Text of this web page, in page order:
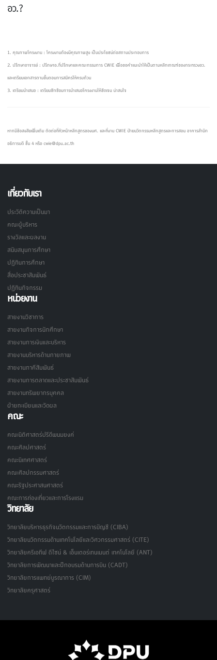
อว.?
1. คุณภาพโครงงาน : โครงงานต้องมีคุณภาพสูง เป็นประโยชน์ต่อสถานประกอบการ
2. ปรึกษาอาจารย์ : ปรึกษาอ.ที่ปรึกษาและคณะกรรมการ CWIE เพื่อขอคำแนะนำให้เป็นตามหลักเกณฑ์ของกระทรวงอว.
และเตรียมเอกสารตามขั้นตอนการสมัครให้ครบถ้วน
3. เตรียมนำเสนอ : เตรียมซักซ้อมการนำเสนอโครงงานให้ชัดเจน น่าสนใจ
หากมีข้อสงสัยเพิ่มเติม ติดต่อที่หัวหน้าหลักสูตรของนศ. และที่งาน CWIE ฝ่ายนวัตกรรมหลักสูตรและการสอน อาคารสำนัก
อธิการบดี ชั้น 4 หรือ cwie@dpu.ac.th
เกี่ยวกับเรา
ประวัติความเป็นมา
คณะผู้บริหาร
รางวัลและผลงาน
สนับสนุนการศึกษา
ปฏิทินการศึกษา
สื่อประชาสัมพันธ์
ปฏิทินกิจกรรม
หน่วยงาน
สายงานวิชาการ
สายงานกิจการนักศึกษา
สายงานการเงินและบริหาร
สายงานบริหารด้านกายภาพ
สายงานภาคีสัมพันธ์
สายงานการตลาดและประชาสัมพันธ์
สายงานทรัพยากรบุคคล
ฝ่ายทะเบียนและวัดผล
คณะ
คณะนิติศาสตร์ปรีดีพนมยงค์
คณะศิลปศาสตร์
คณะนิเทศศาสตร์
คณะศิลปกรรมศาสตร์
คณะรัฐประศาสนศาสตร์
คณะการท่องเที่ยวและการโรงแรม
วิทยาลัย
วิทยาลัยบริหารธุรกิจนวัตกรรมและการบัญชี (CIBA)
วิทยาลัยนวัตกรรมด้านเทคโนโลยีและวิศวกรรมศาสตร์ (CITE)
วิทยาลัยครีเอทีฟ ดีไซน์ & เอ็นเตอร์เทนเมนต์ เทคโนโลยี (ANT)
วิทยาลัยการพัฒนาและฝึกอบรมด้านการบิน (CADT)
วิทยาลัยการแพทย์บูรณาการ (CIM)
วิทยาลัยครุศาสตร์